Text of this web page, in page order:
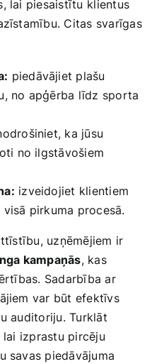
lai piesaistītu⁣ klientus
Citas svarīgas
piedāvājiet ‍plašu
no apģērba līdz sporta
ka jūsu⁣
no ilgstāvošiem
izveidojiet​ klientiem
pirkuma procesā.
uzņēmējiem ‌ir
kampaņās, kas​
Sadarbība ar​
var būt efektīvs⁤
auditoriju. Turklāt
lai‌ izprastu pircēju
savas piedāvājuma